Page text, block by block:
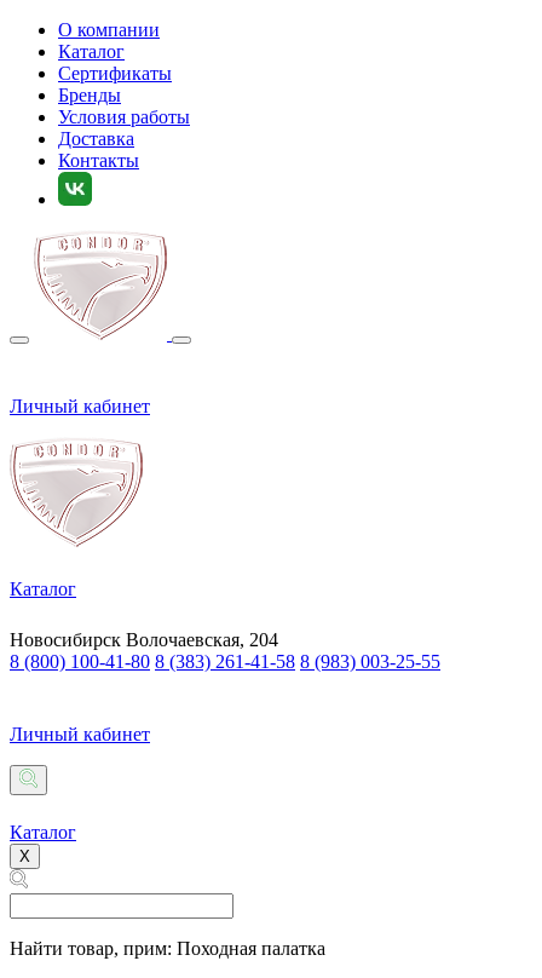
О компании
Каталог
Сертификаты
Бренды
Условия работы
Доставка
Контакты
Личный кабинет
Каталог
Новосибирск Волочаевская, 204
8 (800) 100-41-80 8 (383) 261-41-58 8 (983) 003-25-55
Личный кабинет
Каталог
X
Найти товар, прим: Походная палатка